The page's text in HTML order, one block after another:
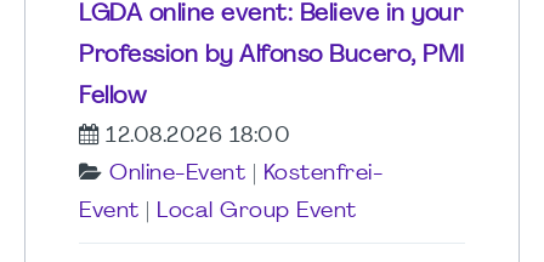
LGDA online event: Believe in your
Profession by Alfonso Bucero, PMI
Fellow
12.08.2026 18:00
Online-Event
Kostenfrei-
Event
Local Group Event